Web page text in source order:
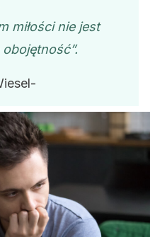
miłości nie jest